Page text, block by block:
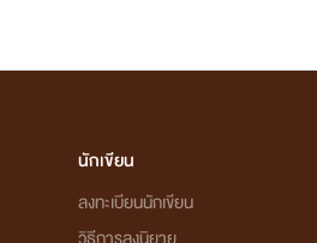
นักเขียน
ลงทะเบียนนักเขียน